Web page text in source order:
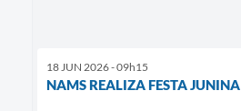
18 JUN 2026 - 09h15
NAMS REALIZA FESTA JUNINA